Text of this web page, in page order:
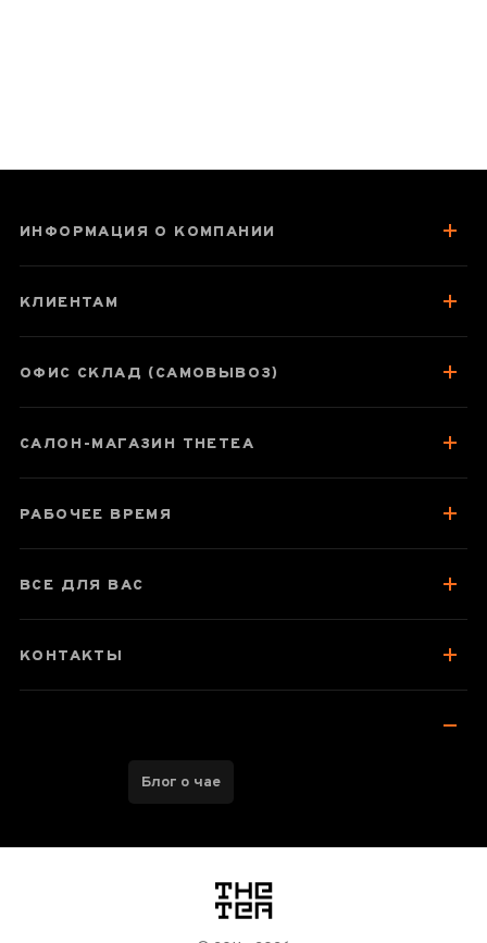
ИНФОРМАЦИЯ О КОМПАНИИ
КЛИЕНТАМ
ОФИС СКЛАД (САМОВЫВОЗ)
САЛОН-МАГАЗИН THETEA
РАБОЧЕЕ ВРЕМЯ
ВСЕ ДЛЯ ВАС
КОНТАКТЫ
Блог о чае
логотип